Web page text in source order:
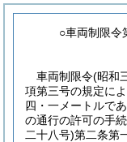
○車両制限令
車両制限令(昭和
項第三号の規定に
四・一メートルで
の通行の許可の手
二十八号)第二条第